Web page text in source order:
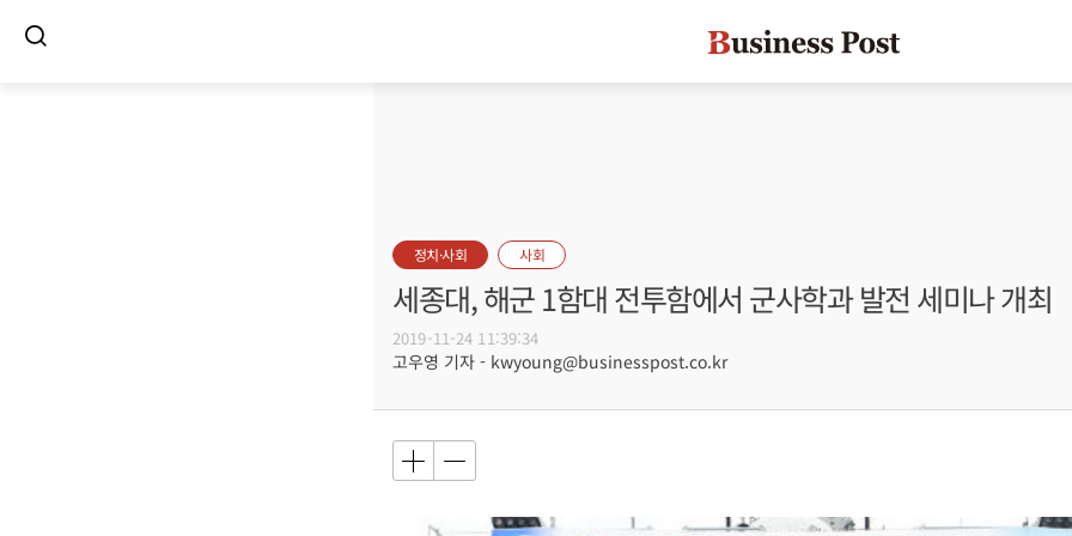
정치·사회 사회
세종대, 해군 1함대 전투함에서 군사학과 발전 세미나 개최
2019-11-24 11:39:34
고우영 기자 - kwyoung@businesspost.co.kr